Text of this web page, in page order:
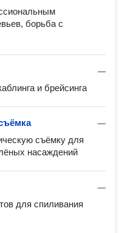
борьба с
—
и брейсинга
—
съёмку для
насаждений
—
для спиливания